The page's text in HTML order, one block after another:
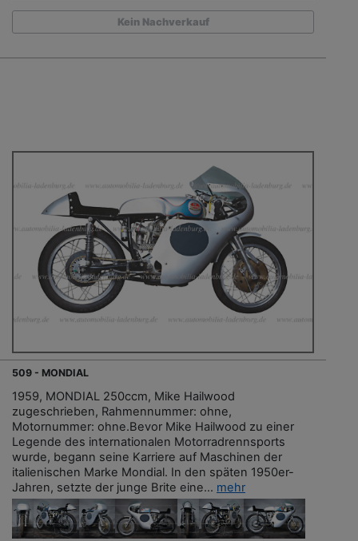
Kein Nachverkauf
509 - MONDIAL
1959, MONDIAL 250ccm, Mike Hailwood
zugeschrieben, Rahmennummer: ohne,
Motornummer: ohne.Bevor Mike Hailwood zu einer
Legende des internationalen Motorradrennsports
wurde, begann seine Karriere auf Maschinen der
italienischen Marke Mondial. In den späten 1950er-
Jahren, setzte der junge Brite eine... mehr